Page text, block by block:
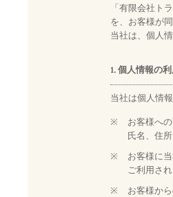
「有限会社ト
を、お客様が
当社は、個人
1. 個人情報の
当社は個人情
※
お客様へ
氏名、住
※
お客様に
ご利用さ
※
お客様か